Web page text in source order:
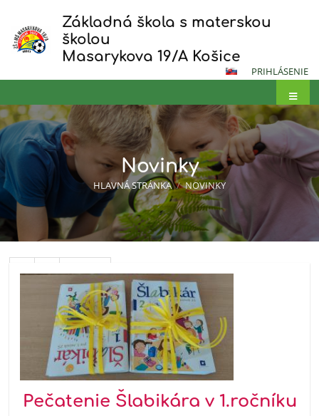
Základná škola s materskou
školou
Masarykova 19/A Košice
PRIHLÁSENIE
Novinky
HLAVNÁ STRÁNKA / NOVINKY
Novinky
Pečatenie Šlabikára v 1.ročníku